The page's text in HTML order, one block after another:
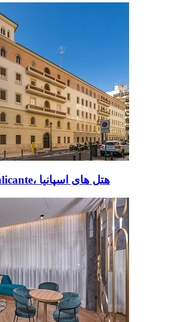
TEATRO centro alicante، هتل های اسپانیا